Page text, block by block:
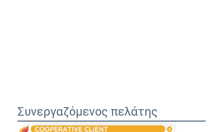
Συνεργαζόμενος πελάτης